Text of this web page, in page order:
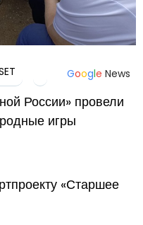
Google News
России» провели
игры
«Старшее